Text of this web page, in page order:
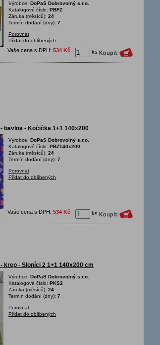
Výrobce: DoPaS Dobrovolný s.r.o.
Katalogové číslo: PBFZ
Záruka (měsíců): 24
Termín dodání (dny): 7
Porovnat
Přidat do oblíbených
ks
Vaše cena s DPH: 534 Kč
bavlna - Kočička 1+1 140x200
Výrobce: DoPaS Dobrovolný s.r.o.
Katalogové číslo: PBZ140x200
Záruka (měsíců): 24
Termín dodání (dny): 7
Porovnat
Přidat do oblíbených
ks
Vaše cena s DPH: 534 Kč
krep - Sloníci 2 1+1 140x200 cm
Výrobce: DoPaS Dobrovolný s.r.o.
Katalogové číslo: PKS2
Záruka (měsíců): 24
Termín dodání (dny): 7
Porovnat
Přidat do oblíbených